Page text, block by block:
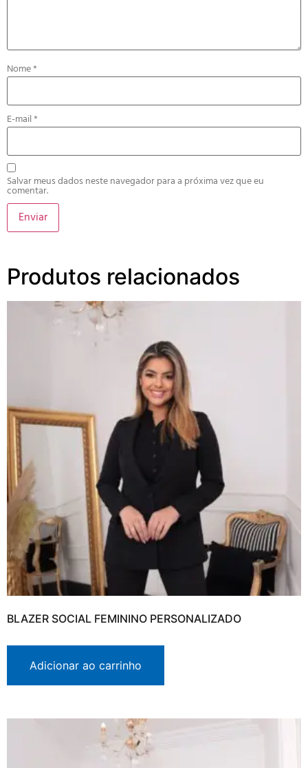
Nome*
E-mail*
Salvar meus dados neste navegador para a próxima vez que eu
comentar.
Produtos relacionados
BLAZER SOCIAL FEMININO PERSONALIZADO
Adicionar ao carrinho